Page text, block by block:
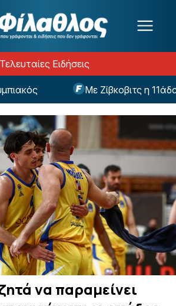
Τελευταίες Ειδήσεις
Με Ζίβκοβιτς η 11άδα
να παραμείνει